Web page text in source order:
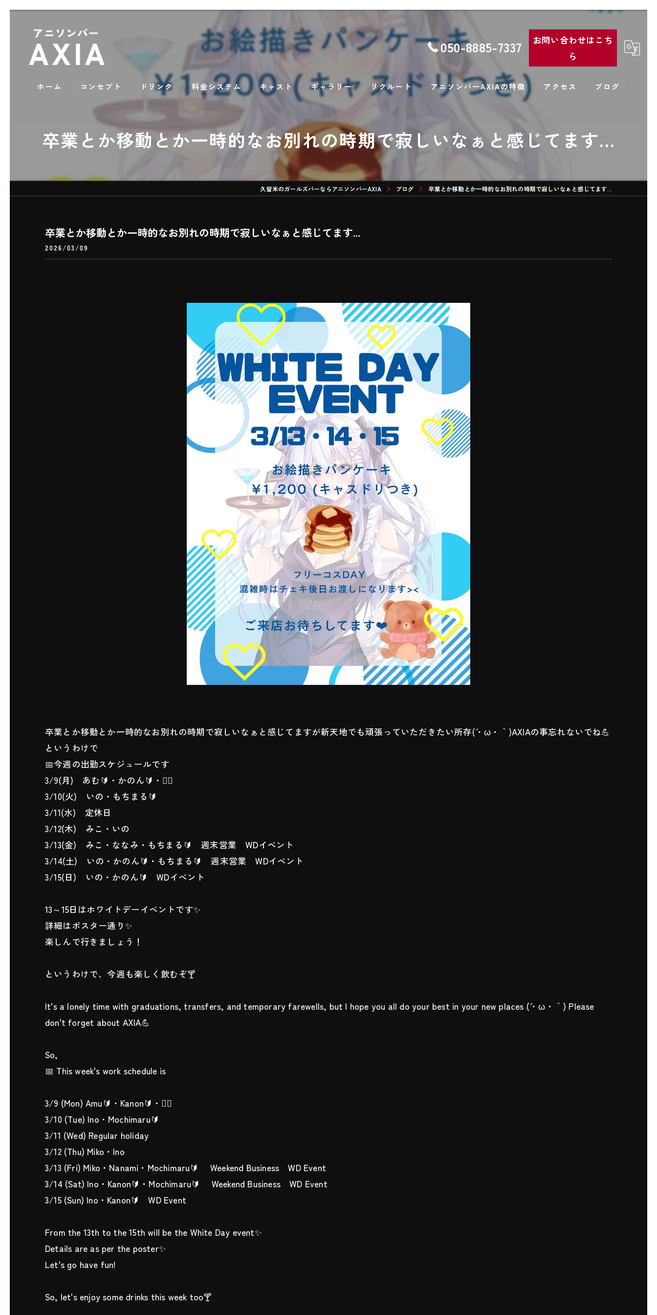
050-8885-7337
お問い合わせはこち
ら
ホーム コンセプト ドリンク 料金システム キャスト ギャラリー リクルート アニソンバーAXIAの特徴
バー
カラオケ
アクセス ブログ
卒業とか移動とか一時的なお別れの時期で寂しいなぁと感じてます...
久留米のガールズバーならアニソンバーAXIA ブログ 卒業とか移動とか一時的なお別れの時期で寂しいなぁと感じてます...
卒業とか移動とか一時的なお別れの時期で寂しいなぁと感じてます...
2026/03/09
卒業とか移動とか一時的なお別れの時期で寂しいなぁと感じてますが新天地でも頑張っていただきたい所存(´・ω・｀)AXIAの事忘れないでね💪
というわけで
📅今週の出勤スケジュールです
3/9(月) あむ🔰・かのん🔰・🧚‍♀️
3/10(火) いの・もちまる🔰
3/11(水) 定休日
3/12(木) みこ・いの
3/13(金) みこ・ななみ・もちまる🔰 週末営業 WDイベント
3/14(土) いの・かのん🔰・もちまる🔰 週末営業 WDイベント
3/15(日) いの・かのん🔰 WDイベント
13～15日はホワイトデーイベントです✨
詳細はポスター通り✨
楽しんで行きましょう！
というわけで、今週も楽しく飲むぞ🍸
It's a lonely time with graduations, transfers, and temporary farewells, but I hope you all do your best in your new places (´・ω・｀) Please
don't forget about AXIA💪
So,
📅 This week's work schedule is
3/9 (Mon) Amu🔰・Kanon🔰・🧚‍♀️
3/10 (Tue) Ino・Mochimaru🔰
3/11 (Wed) Regular holiday
3/12 (Thu) Miko・Ino
3/13 (Fri) Miko・Nanami・Mochimaru🔰 Weekend Business WD Event
3/14 (Sat) Ino・Kanon🔰・Mochimaru🔰 Weekend Business WD Event
3/15 (Sun) Ino・Kanon🔰 WD Event
From the 13th to the 15th will be the White Day event✨
Details are as per the poster✨
Let's go have fun!
So, let's enjoy some drinks this week too🍸